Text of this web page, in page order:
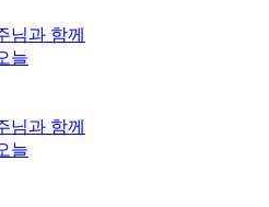
님과 함께
늘
님과 함께
늘